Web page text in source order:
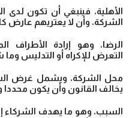
الأهلية، فينبغي أن تكون لدى
الشركة، وأن لا يعتريهم عارض
الرضا، وهو إرادة الأطراف
التعرض للإكراه أو التدليس وما
محل الشركة، ويشمل غرض
يخالف القانون وأن يكون محددا
السبب، وهو ما يهدف الشركاء